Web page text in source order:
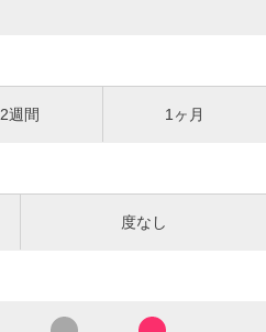
2週間 1ヶ月
度なし